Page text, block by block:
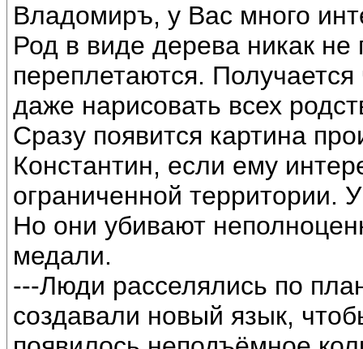
Владомиръ, у Вас много
Род в виде дерева никак
переплетаются.
даже нарисовать всех
Сразу появится картина
Константин, если ему
ограниченной территории.
Но они убивают
медали.
---Люди расселялись по
создавали новый язык,